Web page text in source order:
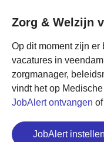
Zorg & Welzijn
Op dit moment zijn er
vacatures in
zorgmanager,
vindt het op
JobAlert ontvangen
JobAlert instellen